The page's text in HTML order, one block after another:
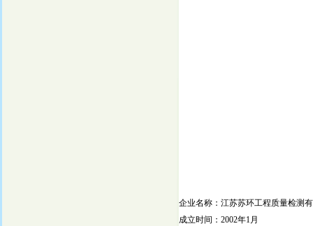
企业名称：江苏苏环工程质量检测
成立时间：2002年1月